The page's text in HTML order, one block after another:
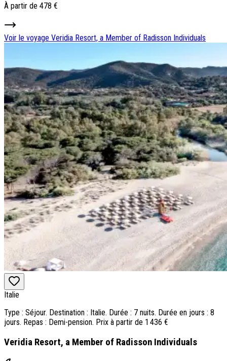
À partir de 478 €
Voir le voyage Veridia Resort, a Member of Radisson Individuals
Italie
Type : Séjour. Destination : Italie. Durée : 7 nuits. Durée en jours : 8
jours. Repas : Demi-pension. Prix à partir de 1 436 €
Veridia Resort, a Member of Radisson Individuals